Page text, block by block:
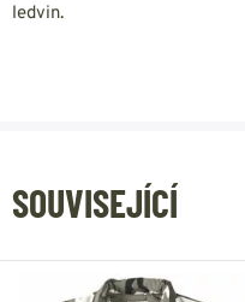
ledvin.
SOUVISEJÍCÍ